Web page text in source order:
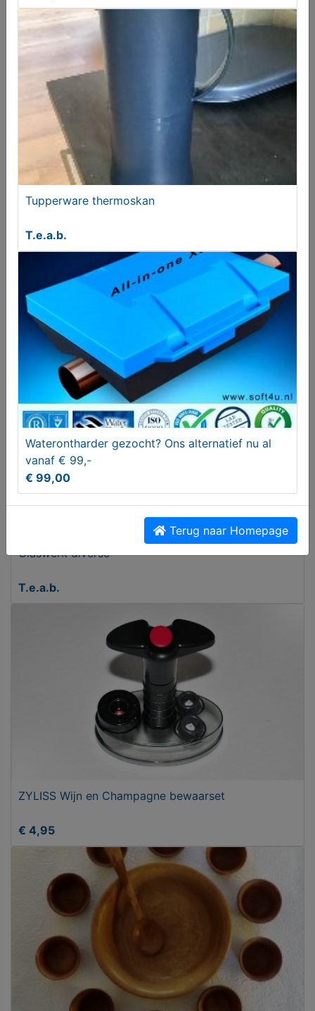
Messen Huishoud
€ 25,00
Plastic feest tafelkleden Verschillende. Herbruikbaar
€ 8,00
Glaswerk diverse
T.e.a.b.
ZYLISS Wijn en Champagne bewaarset
€ 4,95
Tupperware thermoskan
T.e.a.b.
Waterontharder gezocht? Ons alternatief nu al
vanaf € 99,-
€ 99,00
Terug naar Homepage